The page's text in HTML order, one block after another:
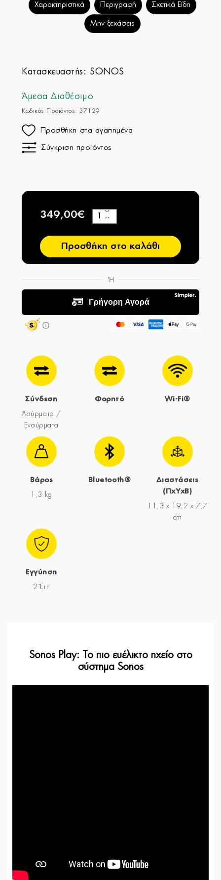
Χαρακτηριστικά Περιγραφή Σχετικά Είδη
Μην ξεχάσεις
Κατασκευαστής: SONOS
Άμεσα Διαθέσιμο
Κωδικός Προϊόντος: 37129
Προσθήκη στα αγαπημένα
Σύγκριση προϊόντος
349,00€
−
+
Προσθήκη στο καλάθι
Σύνδεση
Ασύρματα /
Ενσύρματα
Φορητό Wi-Fi®
Βάρος
1,3 kg
Bluetooth®
Διαστάσεις
(ΠxYxΒ)
11,3 x 19,2 x 7,7
cm
Εγγύηση
2 Έτη
Sonos Play: Το πιο ευέλικτο ηχείο στο
σύστημα Sonos